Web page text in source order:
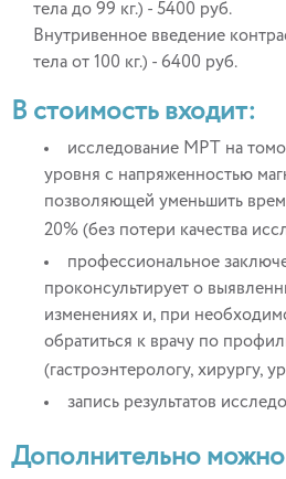
тела до 99 кг.) - 5400 руб.
Внутривенное введение
тела от 100 кг.) - 6400 руб.
В стоимость входит:
исследование МРТ на
уровня с напряженностью
позволяющей уменьшить
20% (без потери качества
профессиональное
проконсультирует о
изменениях и, при
обратиться к врачу по
(гастроэнтерологу, хирургу,
запись результатов
Дополнительно можно